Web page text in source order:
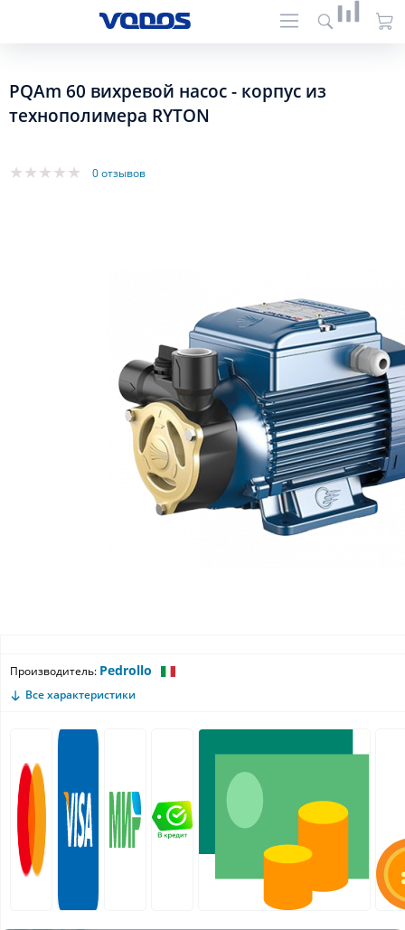
PQAm 60 вихревой насос - корпус из
технополимера RYTON
0 отзывов
Производитель: Pedrollo
Все характеристики